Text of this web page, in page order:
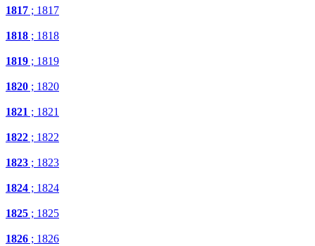
1817 ; 1817
1818 ; 1818
1819 ; 1819
1820 ; 1820
1821 ; 1821
1822 ; 1822
1823 ; 1823
1824 ; 1824
1825 ; 1825
1826 ; 1826